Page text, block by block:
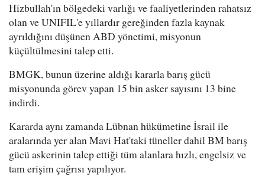
Hizbullah'ın bölgedeki varlığı ve faaliyetlerinden rahatsız
olan ve UNIFIL'e yıllardır gereğinden fazla kaynak
ayrıldığını düşünen ABD yönetimi, misyonun
küçültülmesini talep etti.
BMGK, bunun üzerine aldığı kararla barış gücü
misyonunda görev yapan 15 bin asker sayısını 13 bine
indirdi.
Kararda aynı zamanda Lübnan hükümetine İsrail ile
aralarında yer alan Mavi Hat'taki tüneller dahil BM barış
gücü askerinin talep ettiği tüm alanlara hızlı, engelsiz ve
tam erişim çağrısı yapılıyor.